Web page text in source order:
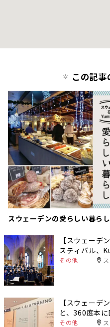
この記
スウェーデンの愛らしい暮らし
【スウェーデ
スティバル、
その他
【スウェーデ
と、360度本
その他